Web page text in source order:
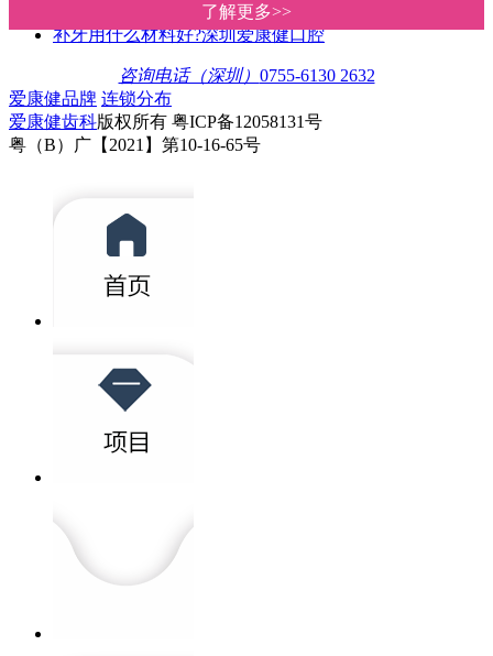
了解更多>>
了解更多>>
蛀牙治疗方法有哪些?深圳爱康健口
补牙用什么材料好?深圳爱康健口腔
咨询电话（深圳） 0755-6130 2632
爱康健品牌 连锁分布
爱康健齿科版权所有 粤ICP备12058131号
粤（B）广【2021】第10-16-65号